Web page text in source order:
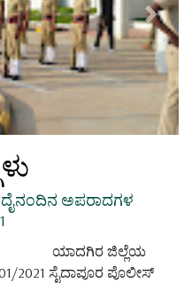
Next
ಅಪರಾದಗಳ
ಜಿಲ್ಲೆಯ
2021 ಸೈದಾಪೂರ ಪೊಲೀಸ್